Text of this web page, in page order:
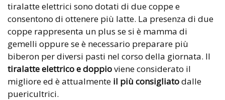
tiralatte elettrici sono dotati di due coppe e
consentono di ottenere più latte. La presenza di due
coppe rappresenta un plus se si è mamma di
gemelli oppure se è necessario preparare più
biberon per diversi pasti nel corso della giornata. Il
tiralatte elettrico e doppioviene considerato il
migliore ed è attualmente il più consigliatodalle
puericultrici.